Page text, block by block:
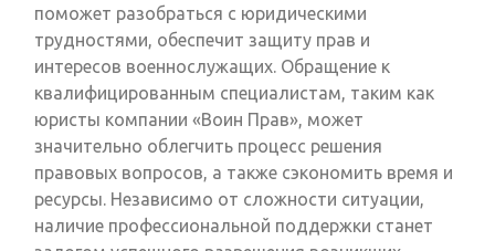
поможет разобраться с юридическими
трудностями, обеспечит защиту прав и
интересов военнослужащих. Обращение к
квалифицированным специалистам, таким как
юристы компании «Воин Прав», может
значительно облегчить процесс решения
правовых вопросов, а также сэкономить время и
ресурсы. Независимо от сложности ситуации,
наличие профессиональной поддержки станет